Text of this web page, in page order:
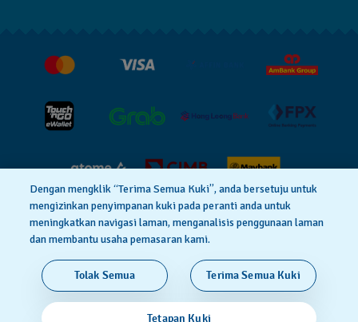
Dasar Privasi Cookie notice
BUATAN SWISS
© 2026 Flik Flak, a division of Swatch Ltd. Hak cipta
Dengan mengklik “Terima Semua Kuki”, anda bersetuju untuk
mengizinkan penyimpanan kuki pada peranti anda untuk
meningkatkan navigasi laman, menganalisis penggunaan laman
dan membantu usaha pemasaran kami.
Tetapan Kuki
Tolak Semua Terima Semua Kuki